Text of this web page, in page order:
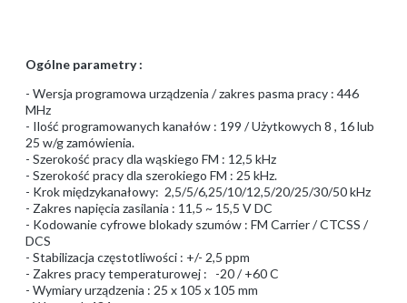
Ogólne parametry :
- Wersja programowa urządzenia / zakres pasma pracy : 446
MHz
- Ilość programowanych kanałów : 199 / Użytkowych 8 , 16 lub
25 w/g zamówienia.
- Szerokość pracy dla wąskiego FM : 12,5 kHz
- Szerokość pracy dla szerokiego FM : 25 kHz.
- Krok międzykanałowy: 2,5/5/6,25/10/12,5/20/25/30/50 kHz
- Zakres napięcia zasilania : 11,5 ~ 15,5 V DC
- Kodowanie cyfrowe blokady szumów : FM Carrier / CTCSS /
DCS
- Stabilizacja częstotliwości : +/- 2,5 ppm
- Zakres pracy temperaturowej : -20 / +60 C
- Wymiary urządzenia : 25 x 105 x 105 mm